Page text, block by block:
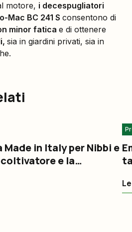
motore, i decespugliatori
Mac BC 241 S consentono di
minor fatica e di ottenere
sia in giardini privati, sia in
Made in Italy per Nibbi e
e la